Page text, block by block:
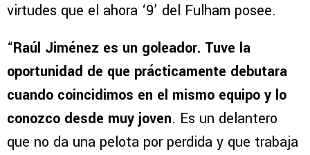
virtudes que el ahora ‘9’ del Fulham posee.
“Raúl Jiménez es un goleador. Tuve la
oportunidad de que prácticamente debutara
cuando coincidimos en el mismo equipo y lo
conozco desde muy joven. Es un delantero
que no da una pelota por perdida y que trabaja